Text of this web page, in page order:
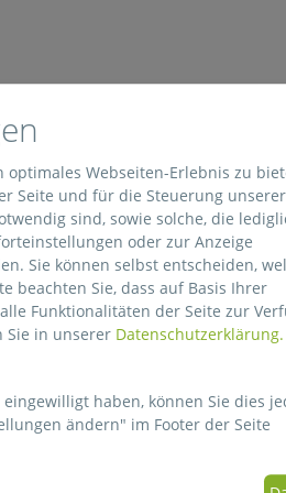
für unseren
der Verpackungsbranche und
bei Georg Schrepfer informiert.
Webseiten-Erlebnis zu
Seite und für die Steuerung unserer
sind, sowie solche, die
oder zur Anzeige
Sie können selbst entscheiden,
beachten Sie, dass auf Basis Ihrer
Funktionalitäten der Seite zur
Sie in unserer Datenschutzerklärung.
haben, können Sie dies
ändern" im Footer der Seite